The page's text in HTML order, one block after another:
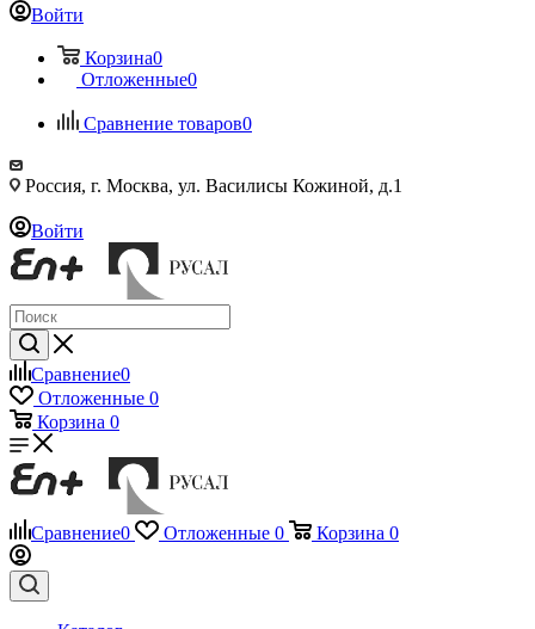
Войти
Корзина0
Отложенные0
Сравнение товаров0
Россия, г. Москва, ул. Василисы Кожиной, д.1
Войти
Сравнение0
Отложенные 0
Корзина 0
Сравнение0 Отложенные 0 Корзина 0